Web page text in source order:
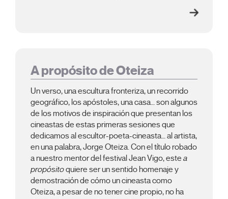
A propósito de Oteiza
Un verso, una escultura fronteriza, un recorrido
geográfico, los apóstoles, una casa… son algunos
de los motivos de inspiración que presentan los
cineastas de estas primeras sesiones que
dedicamos al escultor-poeta-cineasta… al artista,
en una palabra, Jorge Oteiza. Con el título robado
a nuestro mentor del festival Jean Vigo, este a
propósitoquiere ser un sentido homenaje y
demostración de cómo un cineasta como
Oteiza, a pesar de no tener cine propio, no ha